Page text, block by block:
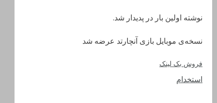
نوشته اولین بار در پدیدار شد.
نسخه‌ی موبایل بازی آنچارتد عرضه شد
فروش بک لینک
استخدام